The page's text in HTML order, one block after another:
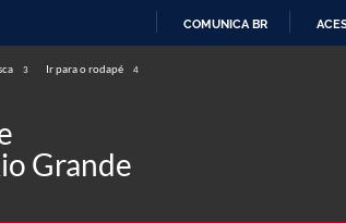
COMUNICA BR
3 Ir para o rodapé 4
Grande